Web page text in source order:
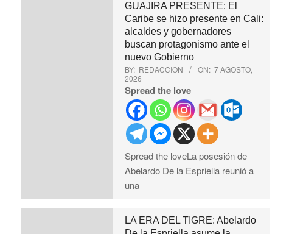
GUAJIRA PRESENTE: El
Caribe se hizo presente en Cali:
alcaldes y gobernadores
buscan protagonismo ante el
nuevo Gobierno
BY: REDACCION ON: 7 AGOSTO,
2026
Spread the love
Spread the loveLa posesión de
Abelardo De la Espriella reunió a
una
LA ERA DEL TIGRE: Abelardo